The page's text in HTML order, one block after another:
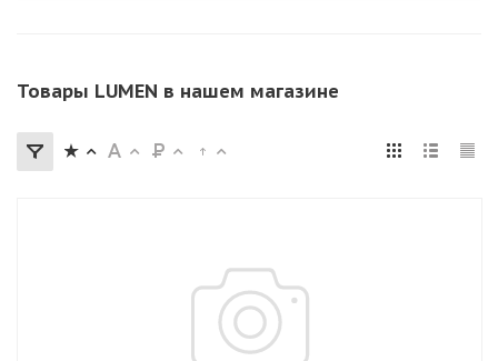
Товары LUMEN в нашем магазине